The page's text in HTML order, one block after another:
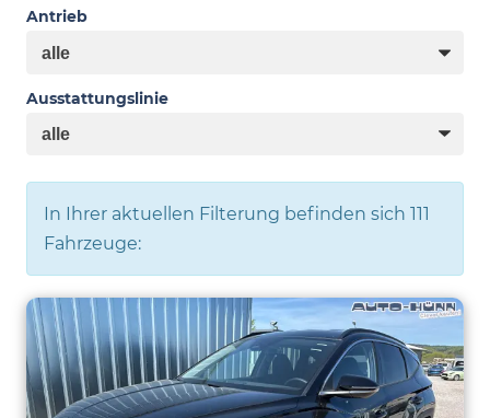
Antrieb
Ausstattungslinie
In Ihrer aktuellen Filterung befinden sich 111
Fahrzeuge: